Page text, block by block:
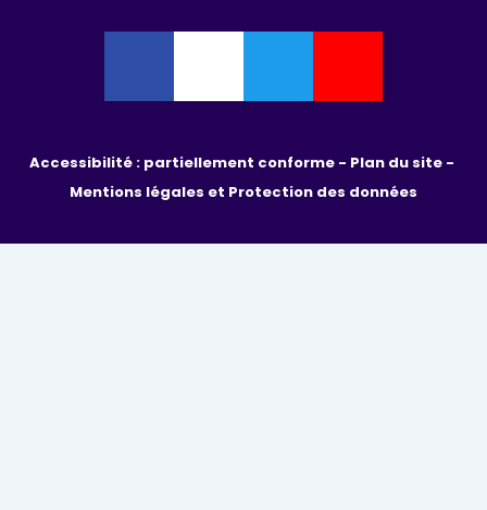
Accessibilité : partiellement conforme -
Mentions légales et Protection des données